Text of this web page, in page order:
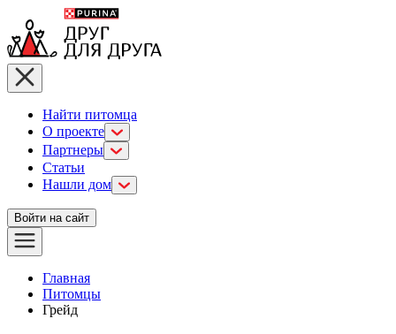
Найти питомца
О проекте
Партнеры
Статьи
Нашли дом
Войти на сайт
Главная
Питомцы
Грейд